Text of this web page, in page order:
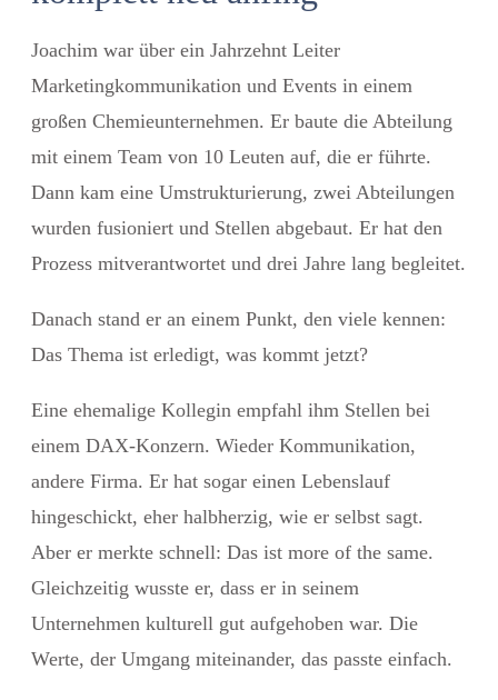
Joachim war über ein Jahrzehnt Leiter
Marketingkommunikation und Events in einem
großen Chemieunternehmen. Er baute die Abteilung
mit einem Team von 10 Leuten auf, die er führte.
Dann kam eine Umstrukturierung, zwei Abteilungen
wurden fusioniert und Stellen abgebaut. Er hat den
Prozess mitverantwortet und drei Jahre lang begleitet.
Danach stand er an einem Punkt, den viele kennen:
Das Thema ist erledigt, was kommt jetzt?
Eine ehemalige Kollegin empfahl ihm Stellen bei
einem DAX-Konzern. Wieder Kommunikation,
andere Firma. Er hat sogar einen Lebenslauf
hingeschickt, eher halbherzig, wie er selbst sagt.
Aber er merkte schnell: Das ist more of the same.
Gleichzeitig wusste er, dass er in seinem
Unternehmen kulturell gut aufgehoben war. Die
Werte, der Umgang miteinander, das passte einfach.